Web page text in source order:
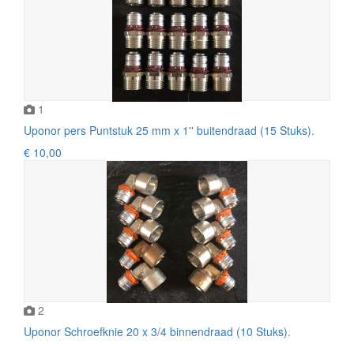
1
Uponor pers Puntstuk 25 mm x 1'' buitendraad (15 Stuks).
€ 10,00
2
Uponor Schroefknie 20 x 3/4 binnendraad (10 Stuks).